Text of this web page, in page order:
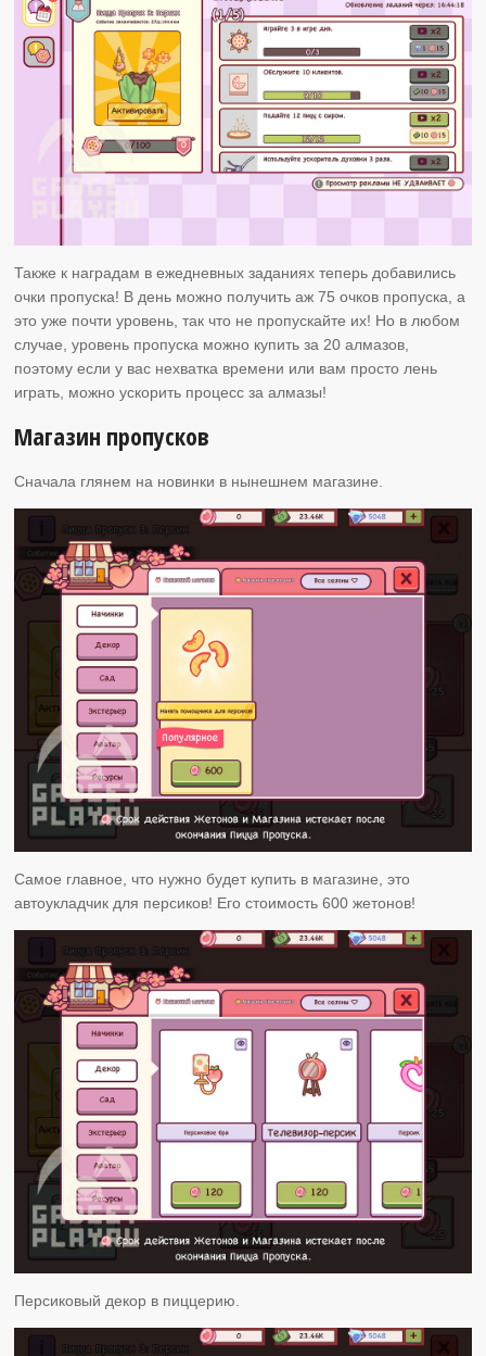
Также к наградам в ежедневных заданиях теперь добавились
очки пропуска! В день можно получить аж 75 очков пропуска, а
это уже почти уровень, так что не пропускайте их! Но в любом
случае, уровень пропуска можно купить за 20 алмазов,
поэтому если у вас нехватка времени или вам просто лень
играть, можно ускорить процесс за алмазы!
Магазин пропусков
Сначала глянем на новинки в нынешнем магазине.
Самое главное, что нужно будет купить в магазине, это
автоукладчик для персиков! Его стоимость 600 жетонов!
Персиковый декор в пиццерию.